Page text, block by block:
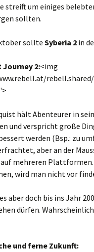
streift um einiges
sollten.
sollte Syberia 2 in
Journey 2:<img
hält Abenteurer in
und verspricht große
werden (Bsp.: zu
aber an der
auf mehreren
wird man nicht vor
aber doch bis ins Jahr
dürfen.
und ferne Zukunft: